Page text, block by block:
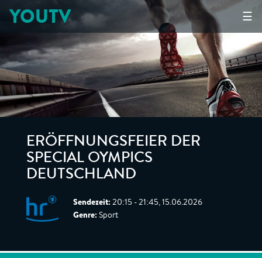
☰
YOUTV
ERÖFFNUNGSFEIER DER
SPECIAL OYMPICS
DEUTSCHLAND
Sendezeit: 20:15 - 21:45, 15.06.2026
Genre: Sport